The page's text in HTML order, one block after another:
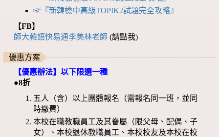
☞『新韓檢中高級TOPIK2試題完全攻略』
【FB】
師大韓語快易通李美林老師 (請點我)
優惠方案
【優惠辦法】以下限選一種
●8折
五人（含）以上團體報名（需報名同一班，並同
時繳費）
本校在職教職員工及其眷屬（限父母、配偶、子
女）、本校退休教職員工、本校校友及本校在校